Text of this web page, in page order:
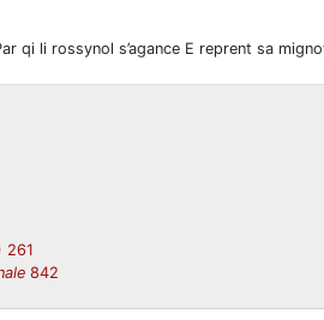
qi li rossynol s’agance E reprent sa
261
842